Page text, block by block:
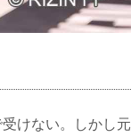
けない。しかし元